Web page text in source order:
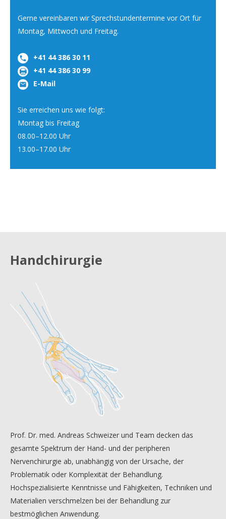
Gerne vereinbaren wir Sprechstundentermine vor Ort für
Montag, Mittwoch und Freitag.
+41 44 386 30 11
+41 44 386 30 99
E-Mail
Sie erreichen uns wie folgt:
Montag bis Freitag
08.00–12.00 Uhr
13.00–17.00 Uhr
Handchirurgie
Prof. Dr. med. Andreas Schweizer und Team decken das
gesamte Spektrum der Hand- und der peripheren
Nervenchirurgie ab, unabhängig von der Ursache, der
Problematik oder Komplexität der Behandlung.
Hochspezialisierte Kenntnisse und Fähigkeiten, Techniken und
Materialien verschmelzen bei der Behandlung zur
bestmöglichen Anwendung.